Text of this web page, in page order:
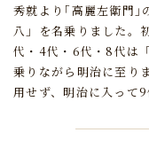
秀就より｢高麗左衛門｣
八」を名乗りました。
代・4代・6代・8代は
乗りながら明治に至りま
用せず、明治に入って